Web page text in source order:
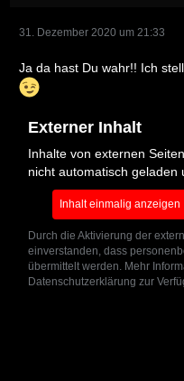
31. Dezember 2020 um 21:33
Ja da hast Du wahr!! Ich
Externer Inhalt
Inhalte von externen
nicht automatisch geladen
Inhalt einmalig anzeigen
Durch die Aktivierung der
einverstanden, dass
übermittelt werden. Mehr
Datenschutzerklärung zur